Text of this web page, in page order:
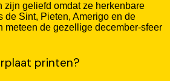
zijn geliefd omdat ze herkenbare
de Sint, Pieten, Amerigo en de
meteen de gezellige december-sfeer
printen?